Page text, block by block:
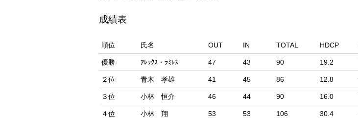
成績表
順位 氏名 OUT IN TOTAL HDCP
優勝 ｱﾚｯｸｽ・ﾗﾐﾚｽ 47 43 90 19.2
２位 青木 孝雄 41 45 86 12.8
３位 小林 恒介 46 44 90 16.0
４位 小林 翔 53 53 106 30.4